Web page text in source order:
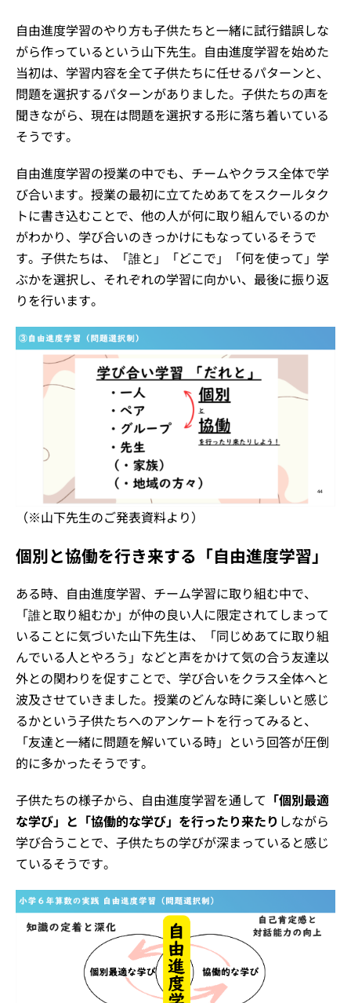
自由進度学習のやり方も子供たちと一緒に試行錯誤しな
がら作っているという山下先生。自由進度学習を始めた
当初は、学習内容を全て子供たちに任せるパターンと、
問題を選択するパターンがありました。子供たちの声を
聞きながら、現在は問題を選択する形に落ち着いている
そうです。
自由進度学習の授業の中でも、チームやクラス全体で学
び合います。授業の最初に立てためあてをスクールタク
トに書き込むことで、他の人が何に取り組んでいるのか
がわかり、学び合いのきっかけにもなっているそうで
す。子供たちは、「誰と」「どこで」「何を使って」学
ぶかを選択し、それぞれの学習に向かい、最後に振り返
りを行います。
（※山下先生のご発表資料より）
個別と協働を行き来する「自由進度学習」
ある時、自由進度学習、チーム学習に取り組む中で、
「誰と取り組むか」が仲の良い人に限定されてしまって
いることに気づいた山下先生は、「同じめあてに取り組
んでいる人とやろう」などと声をかけて気の合う友達以
外との関わりを促すことで、学び合いをクラス全体へと
波及させていきました。授業のどんな時に楽しいと感じ
るかという子供たちへのアンケートを行ってみると、
「友達と一緒に問題を解いている時」という回答が圧倒
的に多かったそうです。
子供たちの様子から、自由進度学習を通して 「個別最適
な学び」と「協働的な学び」を行ったり来たり しながら
学び合うことで、子供たちの学びが深まっていると感じ
ているそうです。